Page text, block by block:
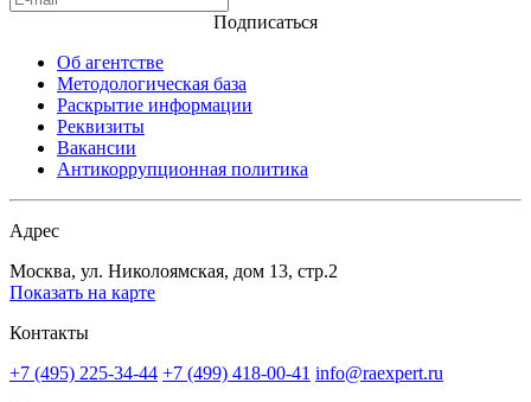
Подписаться
Об агентстве
Методологическая база
Раскрытие информации
Реквизиты
Вакансии
Антикоррупционная политика
Адрес
Москва, ул. Николоямская, дом 13, стр.2
Показать на карте
Контакты
+7 (495) 225-34-44 +7 (499) 418-00-41 info@raexpert.ru